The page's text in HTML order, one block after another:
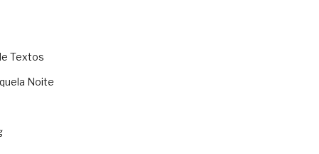
Textos
Noite